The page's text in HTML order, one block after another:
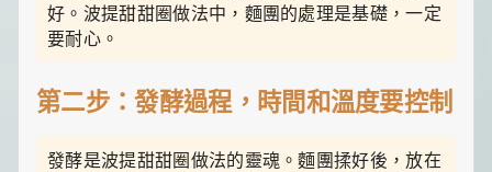
好。波提甜甜圈做法中，麵團的處理是基礎，一定
要耐心。
第二步：發酵過程，時間和溫度要控制
發酵是波提甜甜圈做法的靈魂。麵團揉好後，放在